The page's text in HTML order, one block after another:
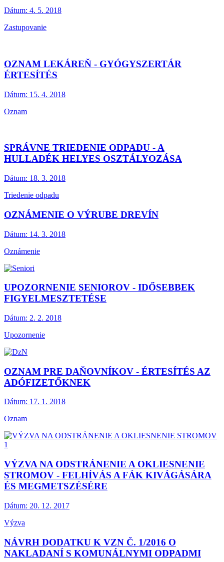
Dátum: 4. 5. 2018
Zastupovanie
OZNAM LEKÁREŇ - GYÓGYSZERTÁR
ÉRTESÍTÉS
Dátum: 15. 4. 2018
Oznam
SPRÁVNE TRIEDENIE ODPADU - A
HULLADÉK HELYES OSZTÁLYOZÁSA
Dátum: 18. 3. 2018
Triedenie odpadu
OZNÁMENIE O VÝRUBE DREVÍN
Dátum: 14. 3. 2018
Oznámenie
UPOZORNENIE SENIOROV - IDŐSEBBEK
FIGYELMESZTETÉSE
Dátum: 2. 2. 2018
Upozornenie
OZNAM PRE DAŇOVNÍKOV - ÉRTESÍTÉS AZ
ADÓFIZETŐKNEK
Dátum: 17. 1. 2018
Oznam
VÝZVA NA ODSTRÁNENIE A OKLIESNENIE
STROMOV - FELHÍVÁS A FÁK KIVÁGÁSÁRA
ÉS MEGMETSZÉSÉRE
Dátum: 20. 12. 2017
Výzva
NÁVRH DODATKU K VZN Č. 1/2016 O
NAKLADANÍ S KOMUNÁLNYMI ODPADMI